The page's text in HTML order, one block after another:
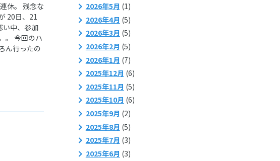
休。 残念な
20日、21
中、参加
。 今回のハ
ん行ったの
2026年5月 (1)
2026年4月 (5)
2026年3月 (5)
2026年2月 (5)
2026年1月 (7)
2025年12月 (6)
2025年11月 (5)
2025年10月 (6)
2025年9月 (2)
2025年8月 (5)
2025年7月 (3)
2025年6月 (3)